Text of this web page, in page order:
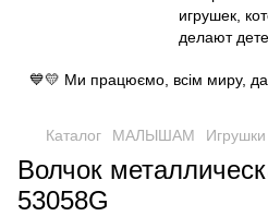
💙💛 Ми працюємо, всім миру,
Каталог МАЛЫШАМ
Волчок
53058G